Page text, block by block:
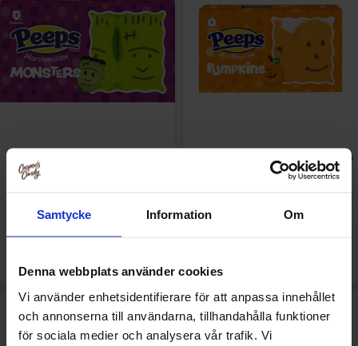
Samtycke Information Om
Denna webbplats använder cookies
Vi använder enhetsidentifierare för att anpassa innehållet
och annonserna till användarna, tillhandahålla funktioner
för sociala medier och analysera vår trafik. Vi
Peeps Marshmallow Monsters
24.90 kr 9.90 kr
Peeps Marshmallow Pumpkins
42g
9.90 kr
-60% -60%